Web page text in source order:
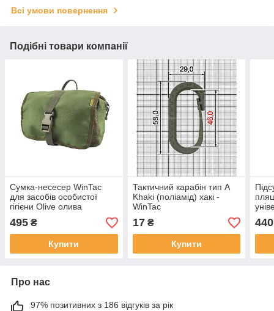
Всі умови повернення
Подібні товари компанії
Сумка-несесер WinTac
для засобів особистої
гігієни Olive олива
495 ₴
Купити
Тактичний карабін тип А
Khaki (поліамід) хакі -
WinTac
17₴
Купити
440
Про нас
97% позитивних з 186 відгуків за рік